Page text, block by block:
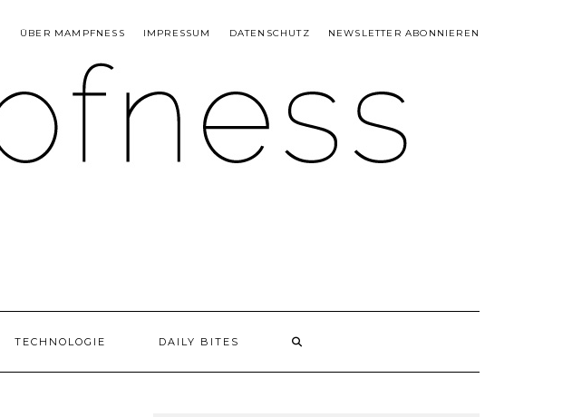
ÜBER MAMPFNESS IMPRESSUM DATENSCHUTZ NEWSLETTER ABONNIEREN
TECHNOLOGIE DAILY BITES